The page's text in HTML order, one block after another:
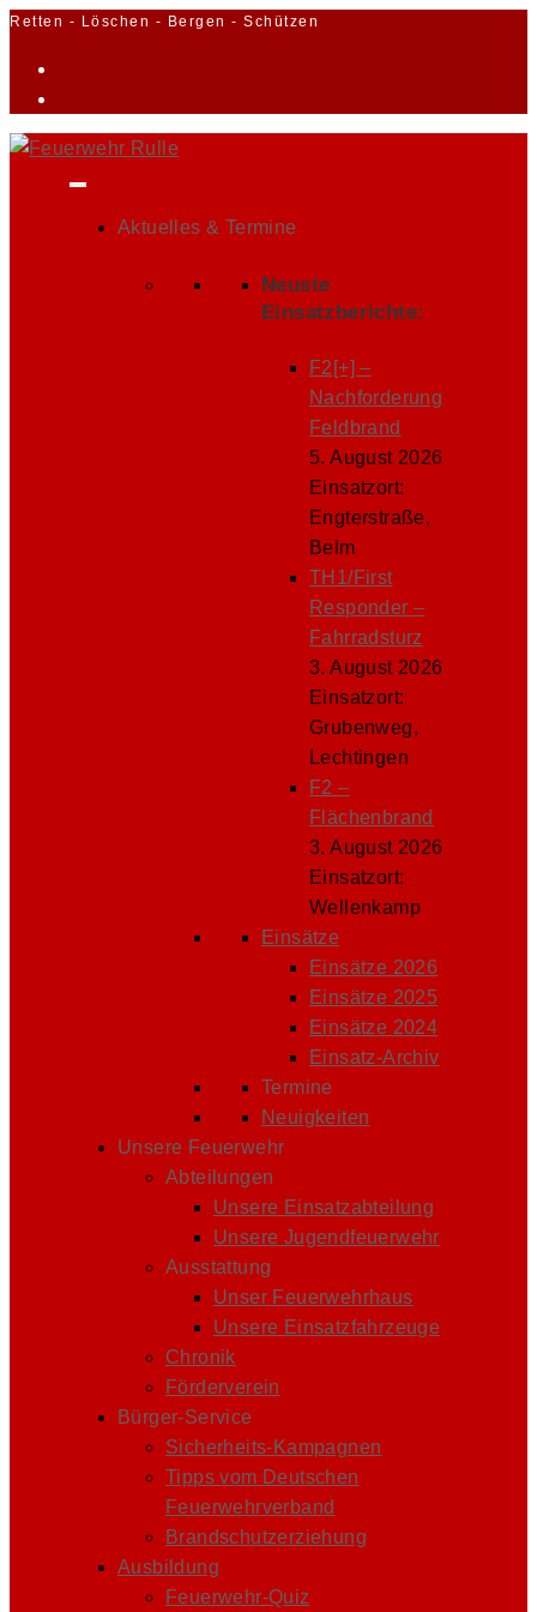
Zum
Retten - Löschen - Bergen - Schützen
Aktuelles & Termine
Neuste
Einsatzberichte:
F2[+] –
Nachforderung
Feldbrand
5. August 2026
Einsatzort:
Engterstraße,
Belm
TH1/First
Responder –
Fahrradsturz
3. August 2026
Einsatzort:
Grubenweg,
Lechtingen
F2 –
Flächenbrand
3. August 2026
Einsatzort:
Wellenkamp
Einsätze
Einsätze 2026
Einsätze 2025
Einsätze 2024
Einsatz-Archiv
Termine
Neuigkeiten
Unsere Feuerwehr
Abteilungen
Unsere Einsatzabteilung
Unsere Jugendfeuerwehr
Ausstattung
Unser Feuerwehrhaus
Unsere Einsatzfahrzeuge
Chronik
Förderverein
Bürger-Service
Sicherheits-Kampagnen
Tipps vom Deutschen
Feuerwehrverband
Brandschutzerziehung
Ausbildung
Feuerwehr-Quiz